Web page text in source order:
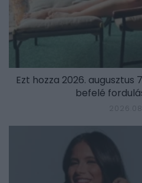
Ezt hozza 2026. augusztus
befelé